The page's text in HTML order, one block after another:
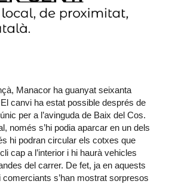
Manacor ha guanyat seixanta
canvi ha estat possible després de
per a l’avinguda de Baix del Cos.
només s’hi podia aparcar en un dels
hi podran circular els cotxes que
cap a l’interior i hi haurà vehicles
del carrer. De fet, ja en aquests
s’han mostrat sorpresos